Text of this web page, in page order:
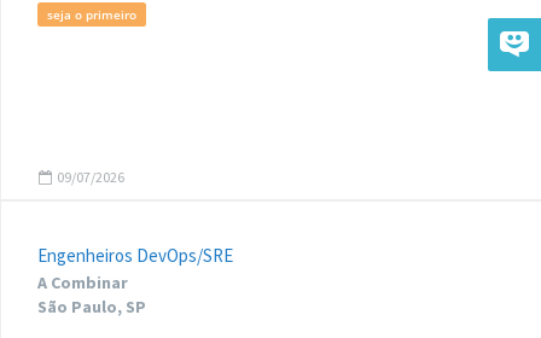
seja o primeiro
09/07/2026
Engenheiros DevOps/SRE
A Combinar
São Paulo, SP